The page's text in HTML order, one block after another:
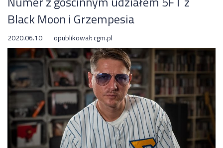
Black Moon i Grzempesia
2020.06.10 opublikował:cgm.pl